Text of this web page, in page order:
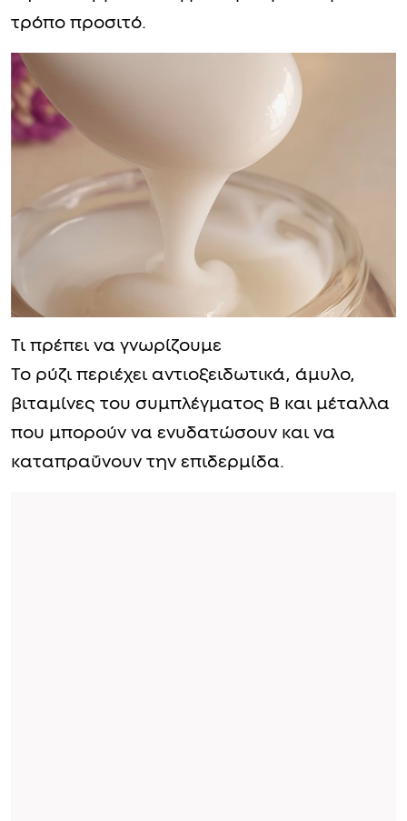
τρόπο προσιτό.
Τι πρέπει να γνωρίζουμε
Το ρύζι περιέχει αντιοξειδωτικά, άμυλο,
βιταμίνες του συμπλέγματος Β και μέταλλα
που μπορούν να ενυδατώσουν και να
καταπραΰνουν την επιδερμίδα.